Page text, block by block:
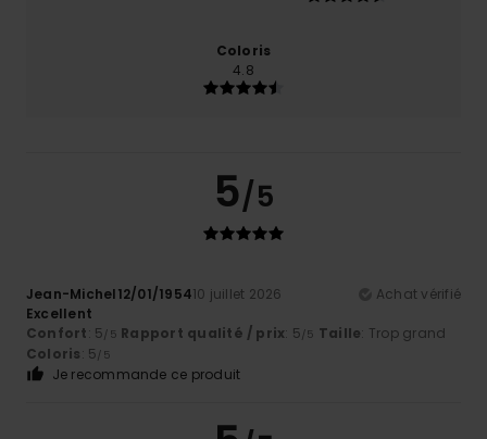
Coloris
4.8
5/5
Jean-Michel12/01/195410 juillet 2026
Achat vérifié
Excellent
Confort: 5/5 Rapport qualité / prix: 5/5 Taille: Trop grand
Coloris: 5/5
Je recommande ce produit